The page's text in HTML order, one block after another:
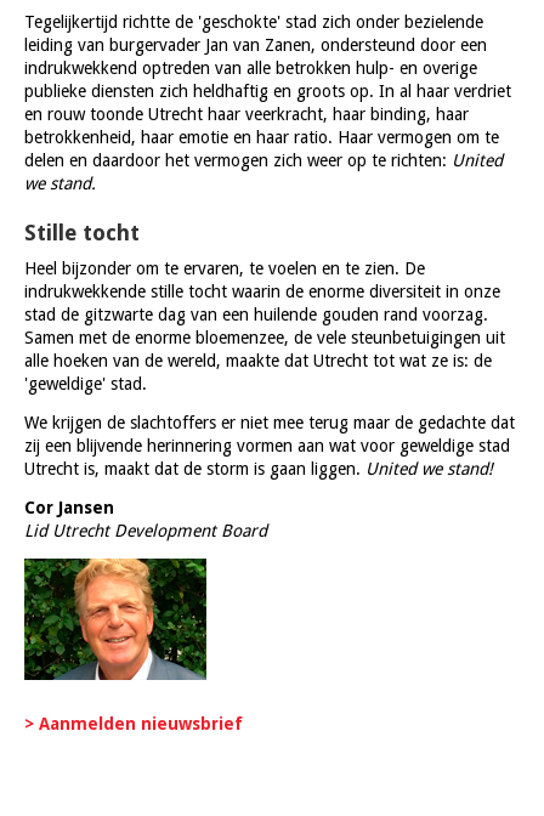
Tegelijkertijd richtte de 'geschokte' stad zich onder bezielende
leiding van burgervader Jan van Zanen, ondersteund door een
indrukwekkend optreden van alle betrokken hulp- en overige
publieke diensten zich heldhaftig en groots op. In al haar verdriet
en rouw toonde Utrecht haar veerkracht, haar binding, haar
betrokkenheid, haar emotie en haar ratio. Haar vermogen om te
delen en daardoor het vermogen zich weer op te richten: United
we stand.
Stille tocht
Heel bijzonder om te ervaren, te voelen en te zien. De
indrukwekkende stille tocht waarin de enorme diversiteit in onze
stad de gitzwarte dag van een huilende gouden rand voorzag.
Samen met de enorme bloemenzee, de vele steunbetuigingen uit
alle hoeken van de wereld, maakte dat Utrecht tot wat ze is: de
'geweldige' stad.
We krijgen de slachtoffers er niet mee terug maar de gedachte dat
zij een blijvende herinnering vormen aan wat voor geweldige stad
Utrecht is, maakt dat de storm is gaan liggen. United we stand!
Cor Jansen
Lid Utrecht Development Board
> Aanmelden nieuwsbrief